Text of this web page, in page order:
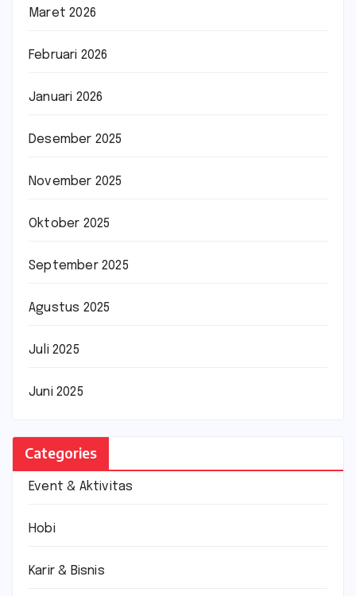
Maret 2026
Februari 2026
Januari 2026
Desember 2025
November 2025
Oktober 2025
September 2025
Agustus 2025
Juli 2025
Juni 2025
Categories
Event & Aktivitas
Hobi
Karir & Bisnis